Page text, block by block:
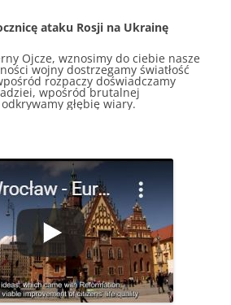
ataku Rosji na Ukrainę
Ojcze, wznosimy do ciebie nasze
wojny dostrzegamy światłość
rozpaczy doświadczamy
wpośród brutalnej
głębię wiary.